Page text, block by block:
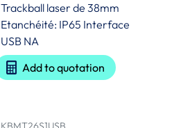
Trackball laser de 38mm
Etanchéité: IP65 Interface
USB NA
Add to quotation